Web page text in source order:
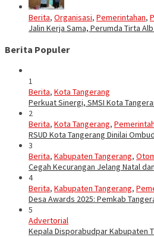
Berita, Organisasi, Pemerintahan,
Jalin Kerja Sama, Perumda Tirta
Berita Populer
1
Berita, Kota Tangerang
Perkuat Sinergi, SMSI Kota
2
Berita, Kota Tangerang,
RSUD Kota Tangerang Dinilai
3
Berita, Kabupaten Tangerang,
Cegah Kecurangan Jelang Natal
4
Berita, Kabupaten Tangerang,
Desa Awards 2025: Pemkab
5
Advertorial
Kepala Disporabudpar Kabupaten